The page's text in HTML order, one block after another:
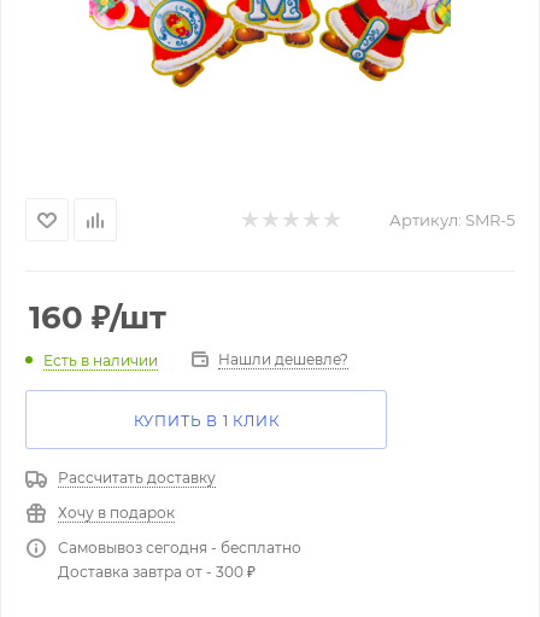
Артикул: SMR-5
160 ₽/шт
Есть в наличии Нашли дешевле?
КУПИТЬ В 1 КЛИК
Рассчитать доставку
Хочу в подарок
Самовывоз сегодня - бесплатно
Доставка завтра от - 300 ₽